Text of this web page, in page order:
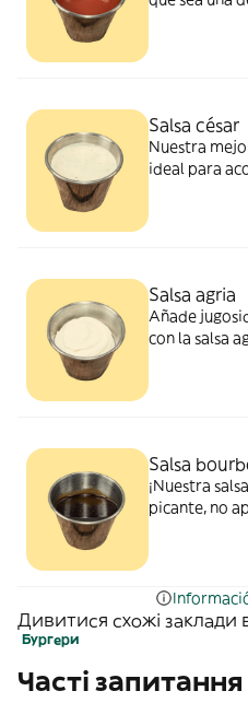
Salsa césar
Nuestra
ideal para
Salsa agria
Añade
con la salsa
Salsa
¡Nuestra
picante, no
Дивитися схожі заклади в
Бургери
Часті запитання